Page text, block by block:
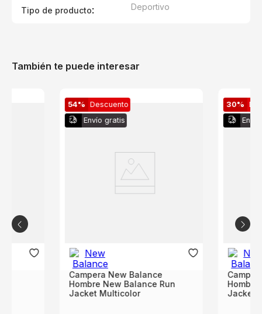
Tipo de producto: Deportivo
También te puede interesar
54% Descuento
Envío gratis
Campera New Balance
Hombre New Balance Run
Jacket Multicolor
30%
Hombre
Jacket